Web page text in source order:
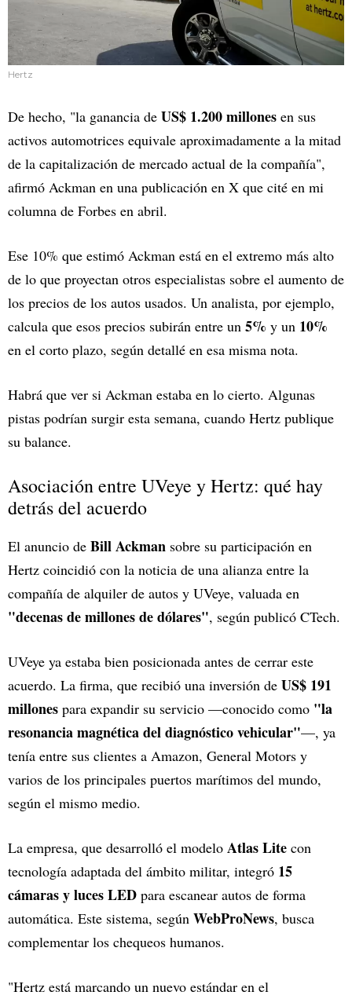
Hertz
De hecho, "la ganancia de US$ 1.200 millones en sus
activos automotrices equivale aproximadamente a la mitad
de la capitalización de mercado actual de la compañía",
afirmó Ackman en una publicación en X que cité en mi
columna de Forbes en abril.
Ese 10% que estimó Ackman está en el extremo más alto
de lo que proyectan otros especialistas sobre el aumento de
los precios de los autos usados. Un analista, por ejemplo,
calcula que esos precios subirán entre un 5% y un 10%
en el corto plazo, según detallé en esa misma nota.
Habrá que ver si Ackman estaba en lo cierto. Algunas
pistas podrían surgir esta semana, cuando Hertz publique
su balance.
Asociación entre UVeye y Hertz: qué hay
detrás del acuerdo
El anuncio de Bill Ackman sobre su participación en
Hertz coincidió con la noticia de una alianza entre la
compañía de alquiler de autos y UVeye, valuada en
"decenas de millones de dólares", según publicó CTech.
UVeye ya estaba bien posicionada antes de cerrar este
acuerdo. La firma, que recibió una inversión de US$ 191
millones para expandir su servicio —conocido como "la
resonancia magnética del diagnóstico vehicular"—, ya
tenía entre sus clientes a Amazon, General Motors y
varios de los principales puertos marítimos del mundo,
según el mismo medio.
La empresa, que desarrolló el modelo Atlas Lite con
tecnología adaptada del ámbito militar, integró 15
cámaras y luces LED para escanear autos de forma
automática. Este sistema, según WebProNews, busca
complementar los chequeos humanos.
"Hertz está marcando un nuevo estándar en el